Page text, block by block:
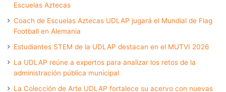
Escuelas Aztecas
Coach de Escuelas Aztecas UDLAP jugará el Mundial de Flag
Football en Alemania
Estudiantes STEM de la UDLAP destacan en el MUTVI 2026
La UDLAP reúne a expertos para analizar los retos de la
administración pública municipal
La Colección de Arte UDLAP fortalece su acervo con nuevas